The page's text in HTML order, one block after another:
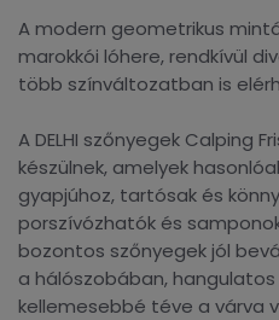
A modern geometrikus
marokkói lóhere, rendkívül
több színváltozatban is
A DELHI szőnyegek Calping
készülnek, amelyek
gyapjúhoz, tartósak és
porszívózhatók és
bozontos szőnyegek jól
a hálószobában,
kellemesebbé téve a várva